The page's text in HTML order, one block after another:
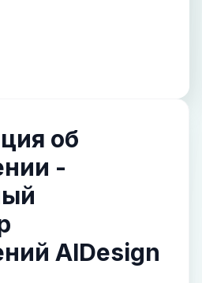
об
-
AIDesign